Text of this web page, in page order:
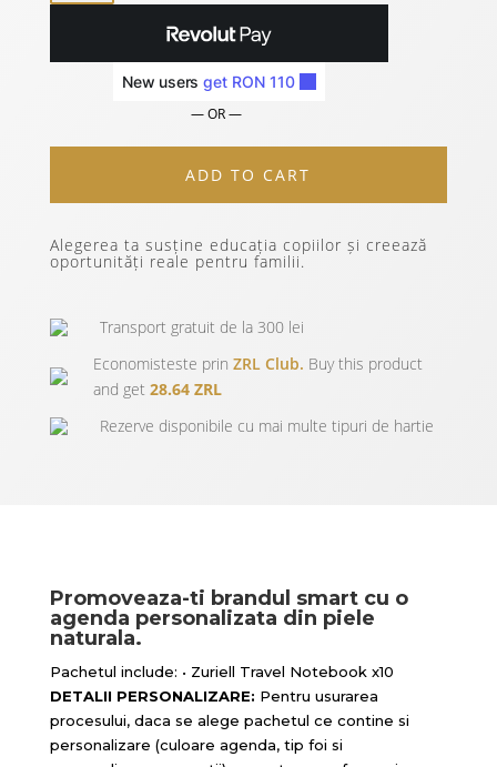
BASIC
QUANTITY
— OR —
ADD TO CART
Alegerea ta susține educația copiilor și creează
oportunități reale pentru familii.
Transport gratuit de la 300 lei
Economisteste prin ZRL Club. Buy this product
and get 28.64 ZRL
Rezerve disponibile cu mai multe tipuri de hartie
Promoveaza-ti brandul smart cu o
agenda personalizata din piele
naturala.
Pachetul include: • Zuriell Travel Notebook x10
DETALII PERSONALIZARE: Pentru usurarea
procesului, daca se alege pachetul ce contine si
personalizare (culoare agenda, tip foi si